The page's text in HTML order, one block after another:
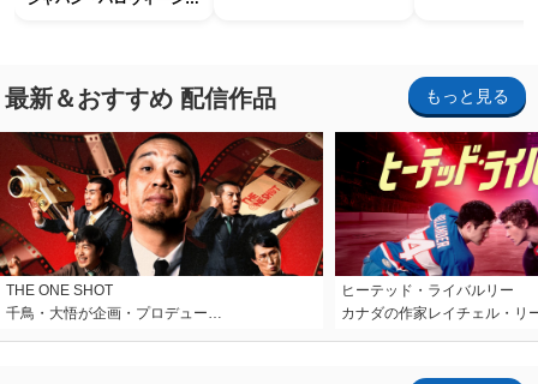
最新＆おすすめ 配信作品 もっと見る
THE ONE SHOT
千鳥・大悟が企画・プロデュー…
ヒーテッド・ライバルリー
カナダの作家レイチェル・リ